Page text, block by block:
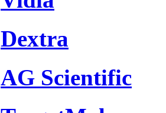
Dextra
AG Scientific